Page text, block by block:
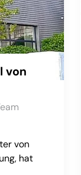
von
von
hat